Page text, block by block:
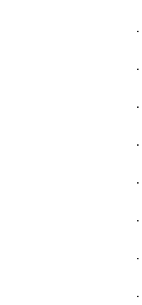
・
・
・
・
・
・
・
・